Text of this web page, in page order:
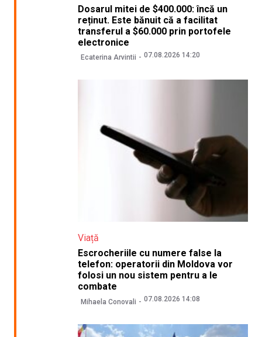
Dosarul mitei de $400.000: încă un
reținut. Este bănuit că a facilitat
transferul a $60.000 prin portofele
electronice
Ecaterina Arvintii 07.08.2026 14:20
Viață
Escrocheriile cu numere false la
telefon: operatorii din Moldova vor
folosi un nou sistem pentru a le
combate
Mihaela Conovali 07.08.2026 14:08